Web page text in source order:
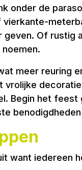
onder de
Of rustig
meer reuring
vrolijke
Begin het feest
benodigdheden
want iedereen